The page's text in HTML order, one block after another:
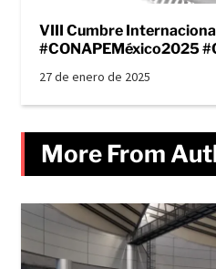
VIII Cumbre
#CONAPEMéxico2025
27 de enero de 2025
More From